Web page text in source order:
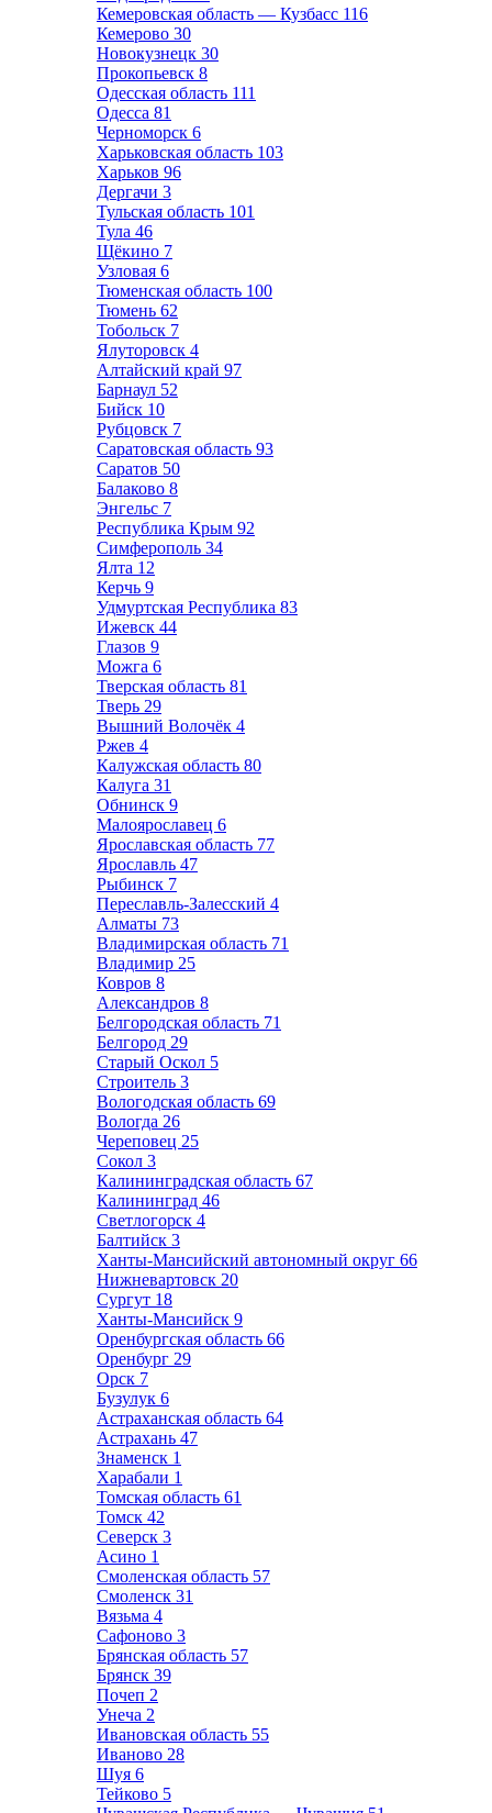
Кемеровская область — Кузбасс 116
Кемерово 30
Новокузнецк 30
Прокопьевск 8
Одесская область 111
Одесса 81
Черноморск 6
Харьковская область 103
Харьков 96
Дергачи 3
Тульская область 101
Тула 46
Щёкино 7
Узловая 6
Тюменская область 100
Тюмень 62
Тобольск 7
Ялуторовск 4
Алтайский край 97
Барнаул 52
Бийск 10
Рубцовск 7
Саратовская область 93
Саратов 50
Балаково 8
Энгельс 7
Республика Крым 92
Симферополь 34
Ялта 12
Керчь 9
Удмуртская Республика 83
Ижевск 44
Глазов 9
Можга 6
Тверская область 81
Тверь 29
Вышний Волочёк 4
Ржев 4
Калужская область 80
Калуга 31
Обнинск 9
Малоярославец 6
Ярославская область 77
Ярославль 47
Рыбинск 7
Переславль-Залесский 4
Алматы 73
Владимирская область 71
Владимир 25
Ковров 8
Александров 8
Белгородская область 71
Белгород 29
Старый Оскол 5
Строитель 3
Вологодская область 69
Вологда 26
Череповец 25
Сокол 3
Калининградская область 67
Калининград 46
Светлогорск 4
Балтийск 3
Ханты-Мансийский автономный округ 66
Нижневартовск 20
Сургут 18
Ханты-Мансийск 9
Оренбургская область 66
Оренбург 29
Орск 7
Бузулук 6
Астраханская область 64
Астрахань 47
Знаменск 1
Харабали 1
Томская область 61
Томск 42
Северск 3
Асино 1
Смоленская область 57
Смоленск 31
Вязьма 4
Сафоново 3
Брянская область 57
Брянск 39
Почеп 2
Унеча 2
Ивановская область 55
Иваново 28
Шуя 6
Тейково 5